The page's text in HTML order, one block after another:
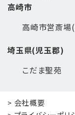
高崎市
高崎市営斎場
埼玉県(児玉郡)
こだま聖苑
> 会社概要